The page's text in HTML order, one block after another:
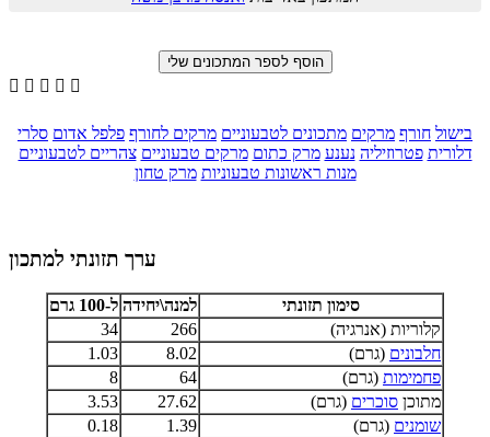
    
בישול חורף מרקים מתכונים לטבעוניים מרקים לחורף פלפל אדום סלרי
דלורית פטרוזיליה נענע מרק כתום מרקים טבעוניים צהריים לטבעוניים
מנות ראשונות טבעוניות מרק טחון
ערך תזונתי למתכון
סימון תזונתי למנה\יחידה ל-100 גרם
קלוריות (אנרגיה)
266
34
חלבונים (גרם) 8.02
1.03
פחמימות (גרם) 64
8
מתוכן סוכרים (גרם) 27.62
3.53
שומנים (גרם) 1.39
0.18